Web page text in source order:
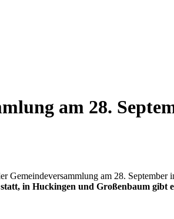
am 28.
Gemeindeversammlung am 28.
in Huckingen und Großenbaum gibt